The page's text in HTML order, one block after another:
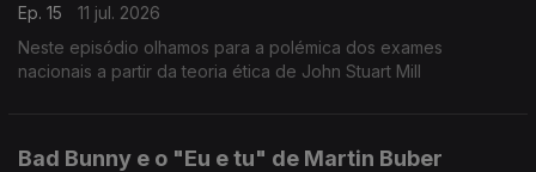
Ep. 15
11 jul. 2026
Neste episódio olhamos para a polémica dos exames
nacionais a partir da teoria ética de John Stuart Mill
Bad Bunny e o "Eu e tu" de Martin Buber